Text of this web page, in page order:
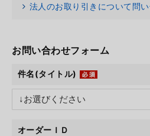
法人のお取り引きについて問
お問い合わせフォーム
件名(タイトル)
オーダーＩＤ